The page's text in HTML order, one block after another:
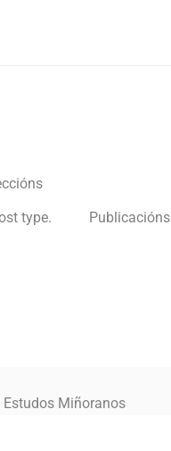
type. Publicacións
Miñoranos